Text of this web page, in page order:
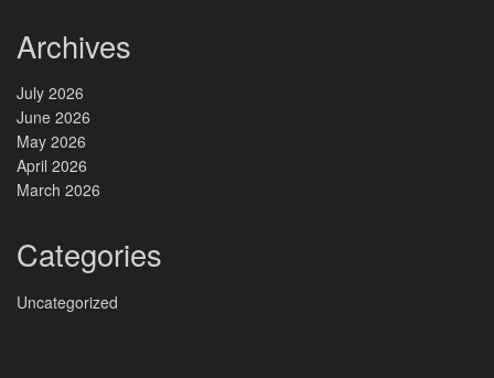
Archives
July 2026
June 2026
May 2026
April 2026
March 2026
Categories
Uncategorized